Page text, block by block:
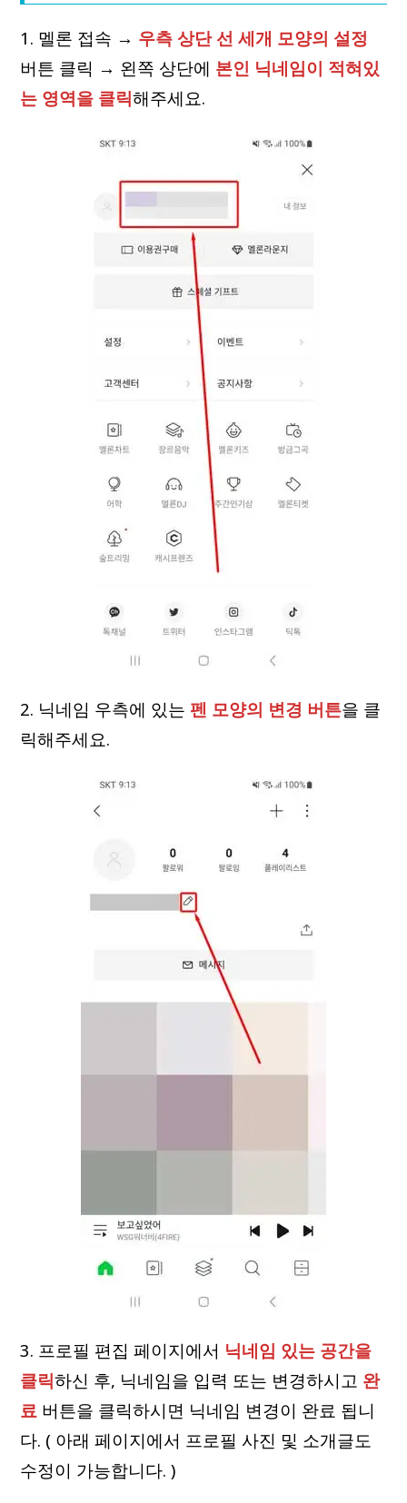
1. 멜론 접속 → 우측 상단 선 세개 모양의 설정
버튼 클릭 → 왼쪽 상단에 본인 닉네임이 적혀있
는 영역을 클릭해주세요.
2. 닉네임 우측에 있는 펜 모양의 변경 버튼을 클
릭해주세요.
3. 프로필 편집 페이지에서 닉네임 있는 공간을
클릭하신 후, 닉네임을 입력 또는 변경하시고 완
료 버튼을 클릭하시면 닉네임 변경이 완료 됩니
다. ( 아래 페이지에서 프로필 사진 및 소개글도
수정이 가능합니다. )